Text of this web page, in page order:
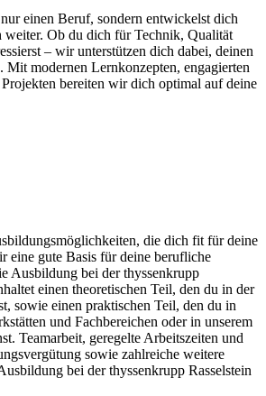
einen Beruf, sondern entwickelst dich
weiter. Ob du dich für Technik, Qualität
– wir unterstützen dich dabei, deinen
Mit modernen Lernkonzepten, engagierten
bereiten wir dich optimal auf deine
die dich fit für deine
eine gute Basis für deine berufliche
Ausbildung bei der thyssenkrupp
einen theoretischen Teil, den du in der
sowie einen praktischen Teil, den du in
und Fachbereichen oder in unserem
Teamarbeit, geregelte Arbeitszeiten und
sowie zahlreiche weitere
bei der thyssenkrupp Rasselstein